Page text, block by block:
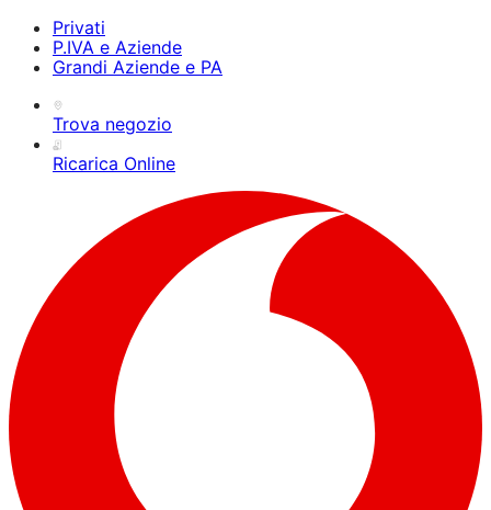
Privati
P.IVA e Aziende
Grandi Aziende e PA
Trova negozio
Ricarica Online